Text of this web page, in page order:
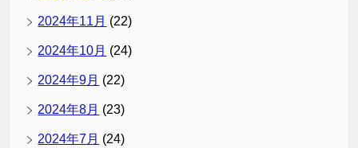
2024年11月 (22)
2024年10月 (24)
2024年9月 (22)
2024年8月 (23)
2024年7月 (24)